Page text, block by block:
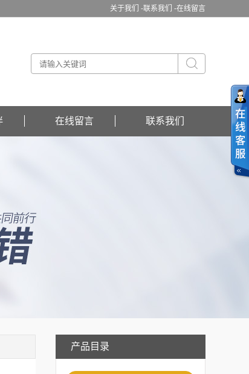
关于我们 -联系我们 -在线留言
在线留言 联系我们
产品目录